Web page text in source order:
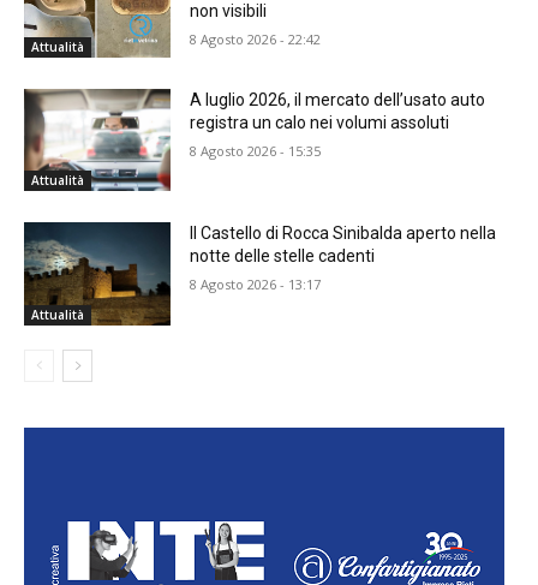
Attualità
non visibili
8 Agosto 2026 - 22:42
Attualità
A luglio 2026, il mercato dell’usato auto
registra un calo nei volumi assoluti
8 Agosto 2026 - 15:35
Attualità
Il Castello di Rocca Sinibalda aperto nella
notte delle stelle cadenti
8 Agosto 2026 - 13:17